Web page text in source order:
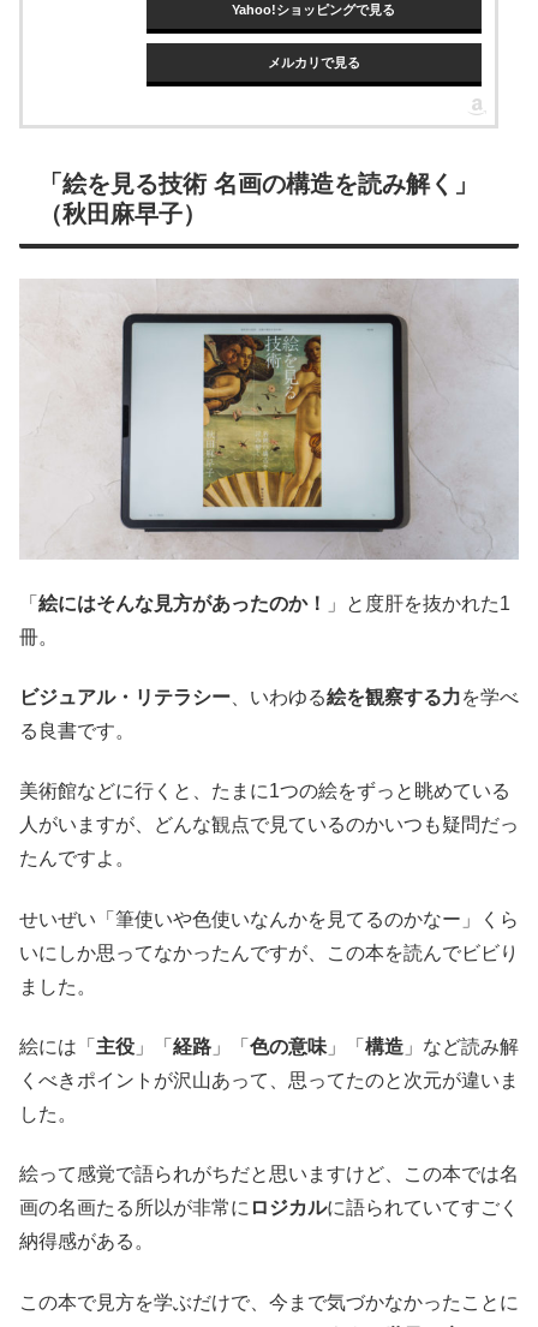
Yahoo!ショッピングで見る
メルカリで見る
「絵を見る技術 名画の構造を読み解く」
（秋田麻早子）
「 絵にはそんな見方があったのか！
」と度肝を抜かれた1
冊。
ビジュアル・リテラシー 、いわゆる絵を観察する力を学べ
る良書です。
美術館などに行くと、たまに1つの絵をずっと眺めている
人がいますが、どんな観点で見ているのかいつも疑問だっ
たんですよ。
せいぜい「筆使いや色使いなんかを見てるのかなー」くら
いにしか思ってなかったんですが、この本を読んでビビり
ました。
絵には「 主役 」「 経路 」「 色の意味 」「 構造 」など読み解
くべきポイントが沢山あって、思ってたのと次元が違いま
した。
絵って感覚で語られがちだと思いますけど、この本では名
画の名画たる所以が非常に ロジカルに語られていてすごく
納得感がある。
この本で見方を学ぶだけで、今まで気づかなかったことに